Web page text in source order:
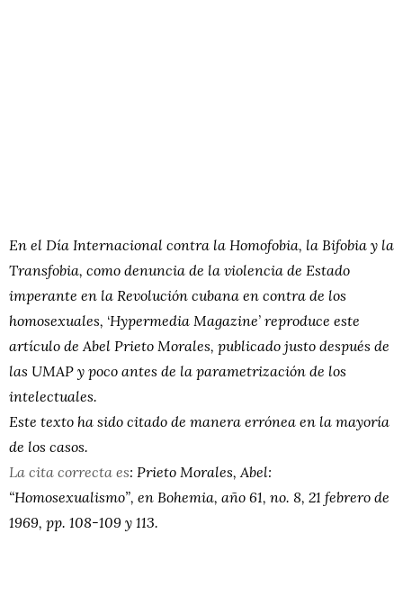
En el Día Internacional contra la Homofobia, la Bifobia y la
Transfobia, como denuncia de la violencia de Estado
imperante en la Revolución cubana en contra de los
homosexuales, ‘Hypermedia Magazine’ reproduce este
artículo de Abel Prieto Morales, publicado justo después de
las UMAP y poco antes de la parametrización de los
intelectuales.
Este texto ha sido citado de manera errónea en la mayoría
de los casos.
La cita correcta es: Prieto Morales, Abel:
“Homosexualismo”, en Bohemia, año 61, no. 8, 21 febrero de
1969, pp. 108-109 y 113.